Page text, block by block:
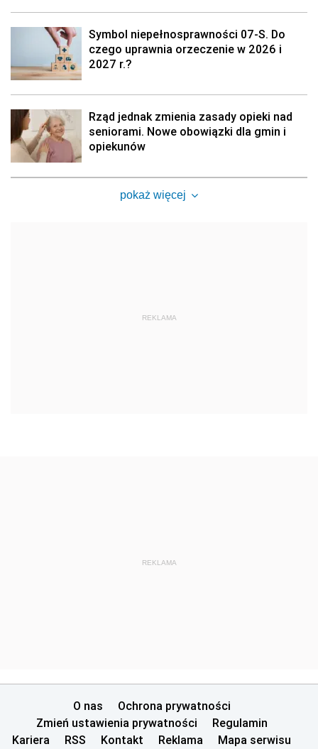
Symbol niepełnosprawności 07-S. Do
czego uprawnia orzeczenie w 2026 i
2027 r.?
Rząd jednak zmienia zasady opieki nad
seniorami. Nowe obowiązki dla gmin i
opiekunów
pokaż więcej
REKLAMA
REKLAMA
O nas
Ochrona prywatności
Zmień ustawienia prywatności
Regulamin
Kariera
RSS Kontakt Reklama Mapa serwisu